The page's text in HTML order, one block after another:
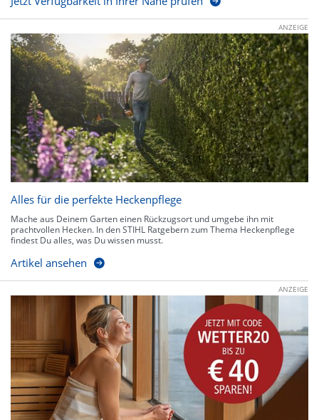
ANZEIGE
Alles für die perfekte Heckenpflege
Mache aus Deinem Garten einen Rückzugsort und umgebe ihn mit
prachtvollen Hecken. In den STIHL Ratgebern zum Thema Heckenpflege
findest Du alles, was Du wissen musst.
Artikel ansehen
ANZEIGE